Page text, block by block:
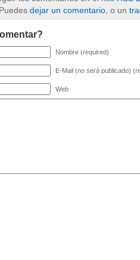
dejar un comentario , o un
Nombre (required)
E-Mail (no será publicado)
Web